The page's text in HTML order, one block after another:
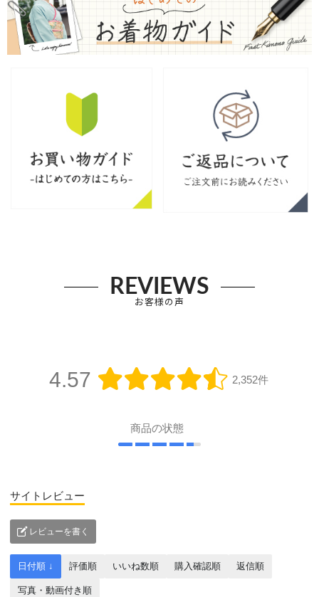
REVIEWS
お客様の声
4.57 2,352件
商品の状態
サイトレビュー
レビューを書く
日付順 ↓ 評価順 いいね数順 購入確認順 返信順
写真・動画付き順